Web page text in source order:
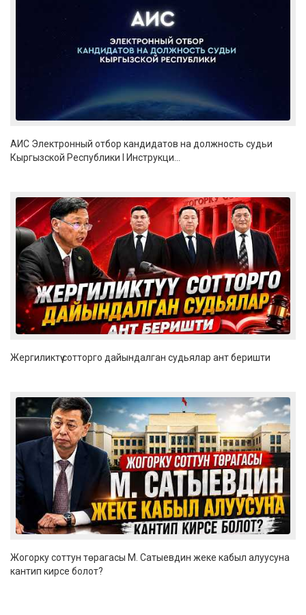
АИС Электронный отбор кандидатов на должность судьи
Кыргызской Республики I Инструкци...
Жергиликтүү сотторго дайындалган судьялар ант беришти
Жогорку соттун төрагасы М. Сатыевдин жеке кабыл алуусуна
кантип кирсе болот?